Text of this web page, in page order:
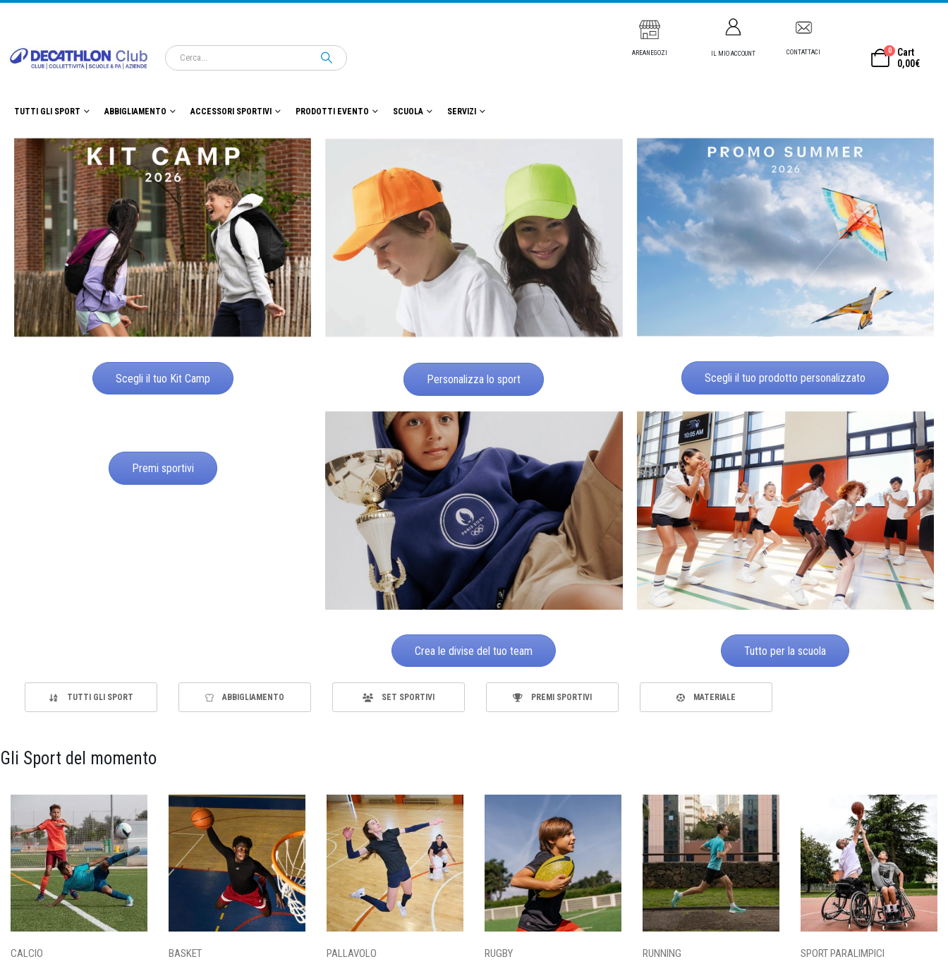
AREANEGOZI IL MIO ACCOUNT CONTATTACI 0
Cart
0,00€
TUTTI GLI SPORT ABBIGLIAMENTO ACCESSORI SPORTIVI PRODOTTI EVENTO SCUOLA SERVIZI
Scegli il tuo Kit Camp Personalizza lo sport Scegli il tuo prodotto personalizzato
Premi sportivi
Crea le divise del tuo team Tutto per la scuola
TUTTI GLI SPORT ABBIGLIAMENTO SET SPORTIVI PREMI SPORTIVI MATERIALE
Gli Sport del momento
CALCIO BASKET PALLAVOLO RUGBY RUNNING SPORT PARALIMPICI